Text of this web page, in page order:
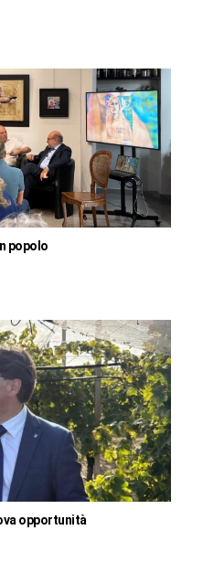
popolo
opportunità